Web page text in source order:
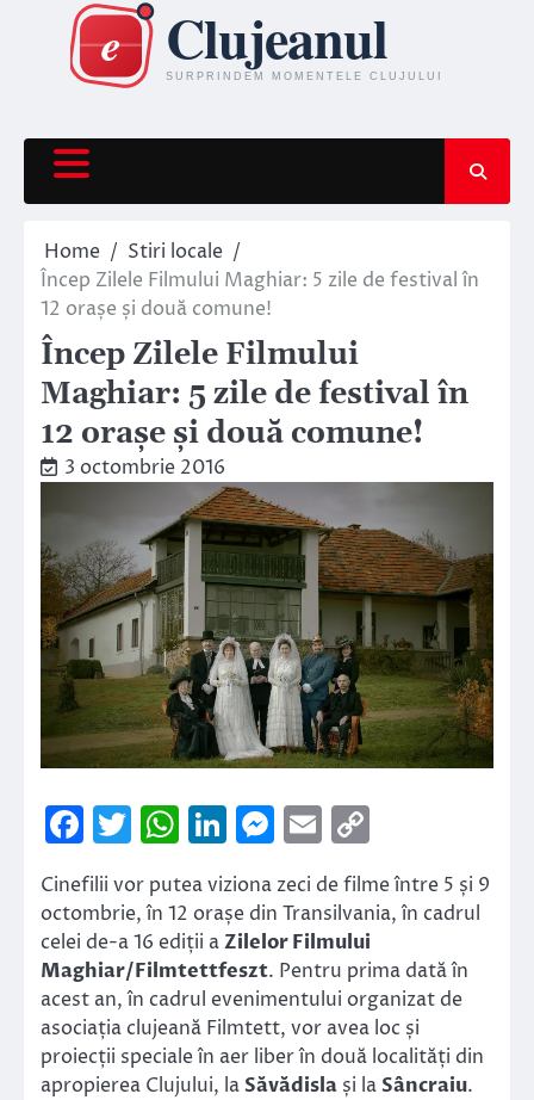
content
Home
Stiri locale
Încep Zilele Filmului Maghiar: 5 zile de festival în
12 orașe și două comune!
Încep Zilele Filmului
Maghiar: 5 zile de festival în
12 orașe și două comune!
3 octombrie 2016
Facebook
Twitter
WhatsApp
LinkedIn
Messenger
Email
Link
Cinefilii vor putea viziona zeci de filme între 5 și 9
octombrie, în 12 orașe din Transilvania, în cadrul
celei de-a 16 ediții aZilelor Filmului
Maghiar/Filmtettfeszt. Pentru prima dată în
acest an, în cadrul evenimentului organizat de
asociația clujeană Filmtett, vor avea loc și
proiecții speciale în aer liber în două localități din
apropierea Clujului, laSăvădisla și laSâncraiu.